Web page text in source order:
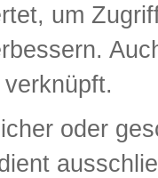
um
oder